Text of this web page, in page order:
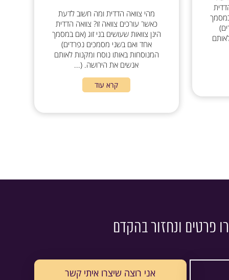
במסמך
מהי צוואה הדדית ומה חשוב לדעת
כאשר עורכים צוואה זו? צוואה הדדית
הינן צוואות שעושים בני זוג (אם במסמך
אחד ואם בשני מסמכים נפרדים)
המנוסחות באותו נוסח ומקנות לאותם
אנשים את הירושה. (...
קרא עוד
פרטים ונחזור בהקדם